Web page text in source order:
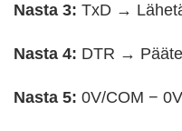
Nasta 3: TxD →
Nasta 4: DTR →
Nasta 5: 0V/COM −